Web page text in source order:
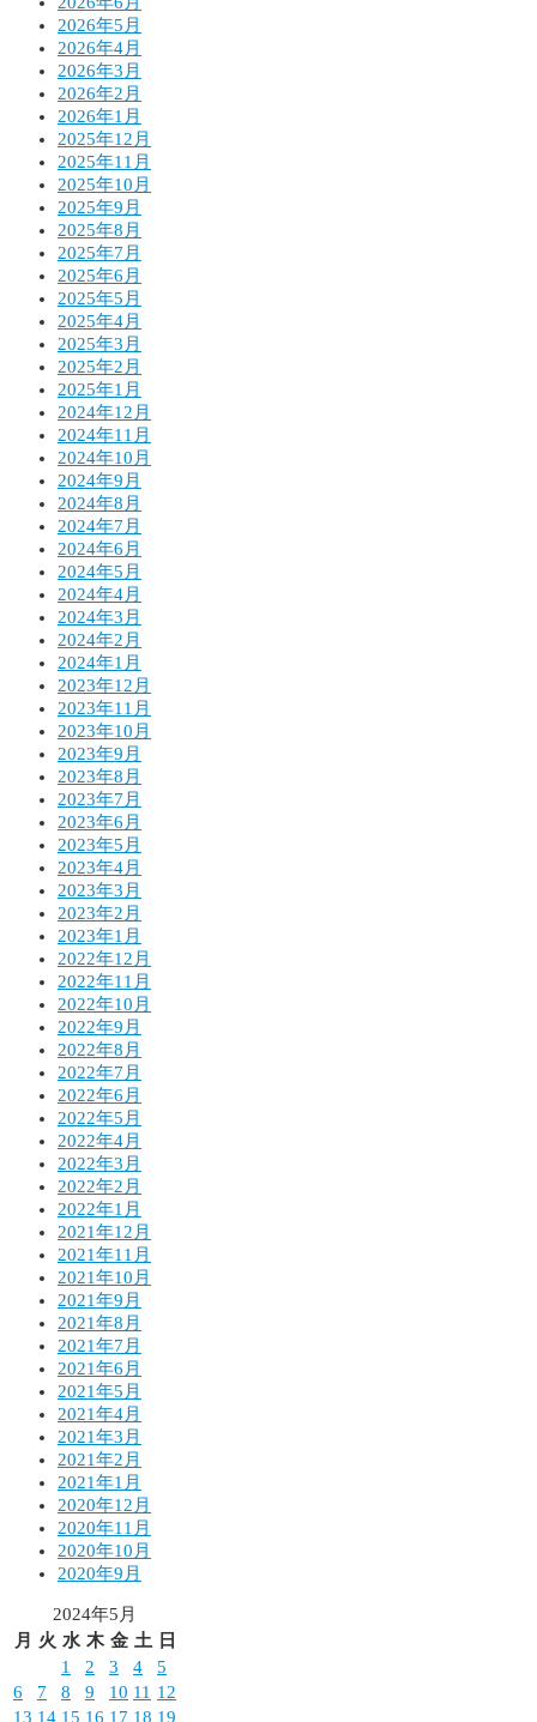
2026年5月
2026年4月
2026年3月
2026年2月
2026年1月
2025年12月
2025年11月
2025年10月
2025年9月
2025年8月
2025年7月
2025年6月
2025年5月
2025年4月
2025年3月
2025年2月
2025年1月
2024年12月
2024年11月
2024年10月
2024年9月
2024年8月
2024年7月
2024年6月
2024年5月
2024年4月
2024年3月
2024年2月
2024年1月
2023年12月
2023年11月
2023年10月
2023年9月
2023年8月
2023年7月
2023年6月
2023年5月
2023年4月
2023年3月
2023年2月
2023年1月
2022年12月
2022年11月
2022年10月
2022年9月
2022年8月
2022年7月
2022年6月
2022年5月
2022年4月
2022年3月
2022年2月
2022年1月
2021年12月
2021年11月
2021年10月
2021年9月
2021年8月
2021年7月
2021年6月
2021年5月
2021年4月
2021年3月
2021年2月
2021年1月
2020年12月
2020年11月
2020年10月
2020年9月
2024年5月
月
火 水 木 金 土 日
1
2 3 4
5
6
7 8 9 10 11 12
13 14 15 16 17 18 19